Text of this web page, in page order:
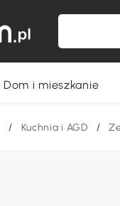
Dom i mieszkanie
/ Kuchnia i AGD /